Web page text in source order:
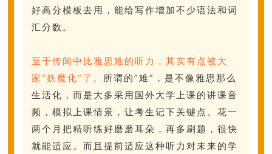
好高分模板去用，能给写作增加不少语法和词
汇分数。
至于传闻中比雅思难的听力，其实有点被大
家“妖魔化”了。 所谓的“难”，是不像雅思那么
生活化，而是大多采用国外大学上课的讲课音
频，模拟上课情景，让考生记下关键点。花一
两个月把精听练好磨磨耳朵，再多刷题，很快
就能适应。而且提前适应这种听力对未来的学